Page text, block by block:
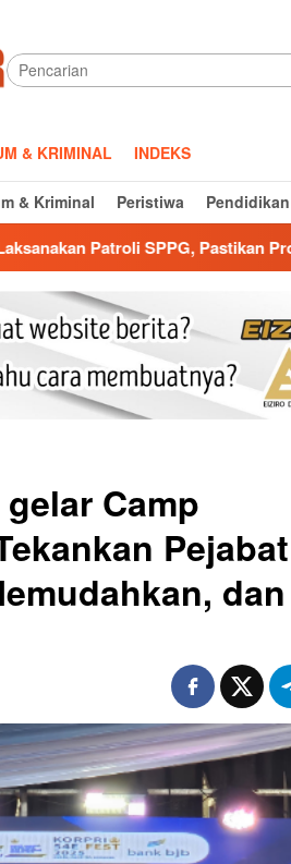
& KRIMINAL INDEKS
& Kriminal Peristiwa Pendidikan
Program MBG Berjalan
Camp
Pejabat
dan